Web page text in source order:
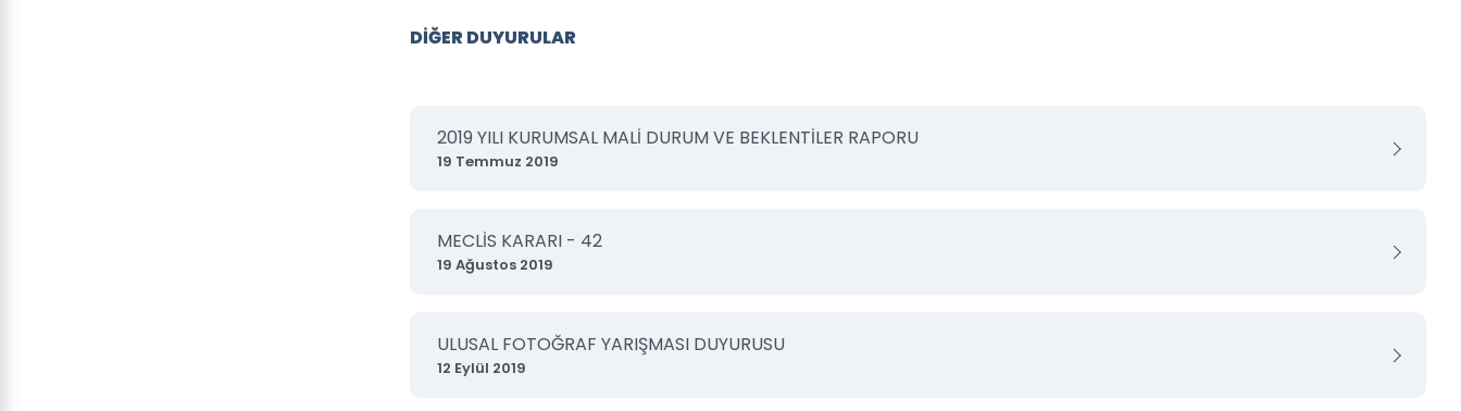
DİĞER DUYURULAR
2019 YILI KURUMSAL MALİ DURUM VE BEKLENTİLER RAPORU
19 Temmuz 2019
MECLİS KARARI - 42
19 Ağustos 2019
ULUSAL FOTOĞRAF YARIŞMASI DUYURUSU
12 Eylül 2019